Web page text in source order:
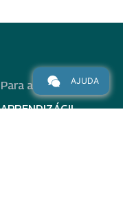
Para alunos
APRENDIZÁGIL
AJUDA